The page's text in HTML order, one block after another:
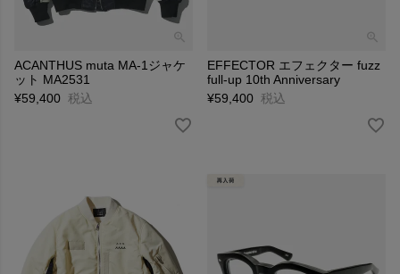
ACANTHUS muta MA-1ジャケ
ット MA2531
¥59,400 税込
EFFECTOR エフェクター fuzz
full-up 10th Anniversary
¥59,400 税込